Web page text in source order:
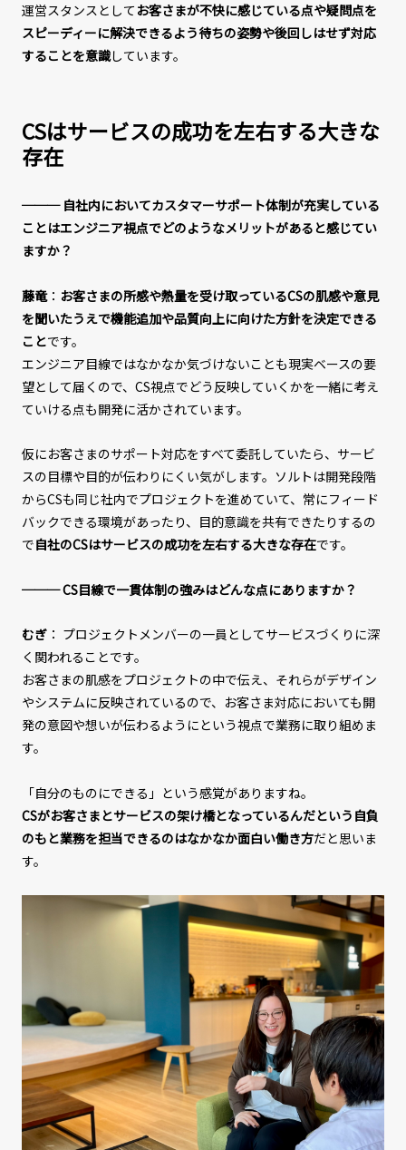
運営スタンスとして お客さまが不快に感じている点や疑問点を
スピーディーに解決できるよう待ちの姿勢や後回しはせず対応
することを意識しています。
CSはサービスの成功を左右する大きな
存在
─── 自社内においてカスタマーサポート体制が充実している
ことはエンジニア視点でどのようなメリットがあると感じてい
ますか？
藤竜： お客さまの所感や熱量を受け取っているCSの肌感や意見
を聞いたうえで機能追加や品質向上に向けた方針を決定できる
ことです。
エンジニア目線ではなかなか気づけないことも現実ベースの要
望として届くので、CS視点でどう反映していくかを一緒に考え
ていける点も開発に活かされています。
仮にお客さまのサポート対応をすべて委託していたら、サービ
スの目標や目的が伝わりにくい気がします。ソルトは開発段階
からCSも同じ社内でプロジェクトを進めていて、常にフィード
バックできる環境があったり、目的意識を共有できたりするの
で自社のCSはサービスの成功を左右する大きな存在です。
─── CS目線で一貫体制の強みはどんな点にありますか？
むぎ： プロジェクトメンバーの一員としてサービスづくりに深
く関われることです。
お客さまの肌感をプロジェクトの中で伝え、それらがデザイン
やシステムに反映されているので、お客さま対応においても開
発の意図や想いが伝わるようにという視点で業務に取り組めま
す。
「自分のものにできる」という感覚がありますね。
CSがお客さまとサービスの架け橋となっているんだという自負
のもと業務を担当できるのはなかなか面白い働き方だと思いま
す。